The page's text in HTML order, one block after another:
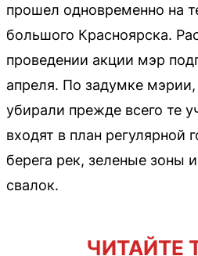
прошел одновременно на
большого Красноярска.
проведении акции мэр
апреля. По задумке
убирали прежде всего те
входят в план регулярной
берега рек, зеленые зоны
свалок.
ЧИТАЙТЕ